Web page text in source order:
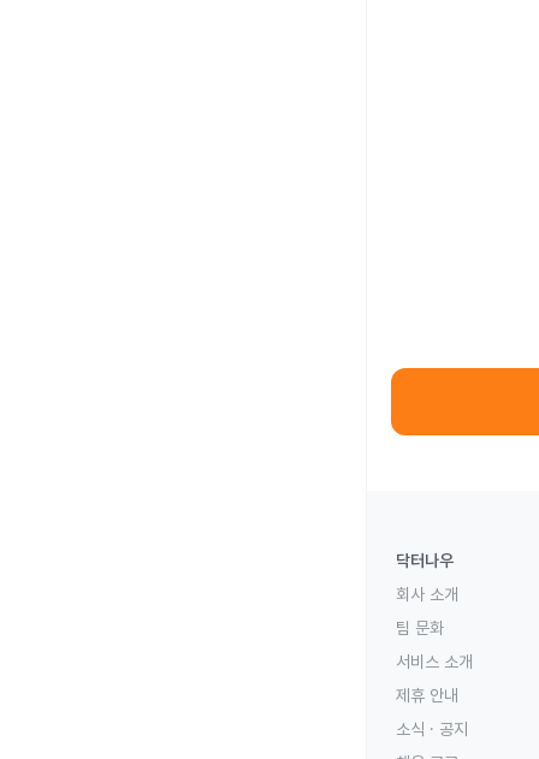
닥터나우
회사 소개
팀 문화
서비스 소개
제휴 안내
소식 · 공지